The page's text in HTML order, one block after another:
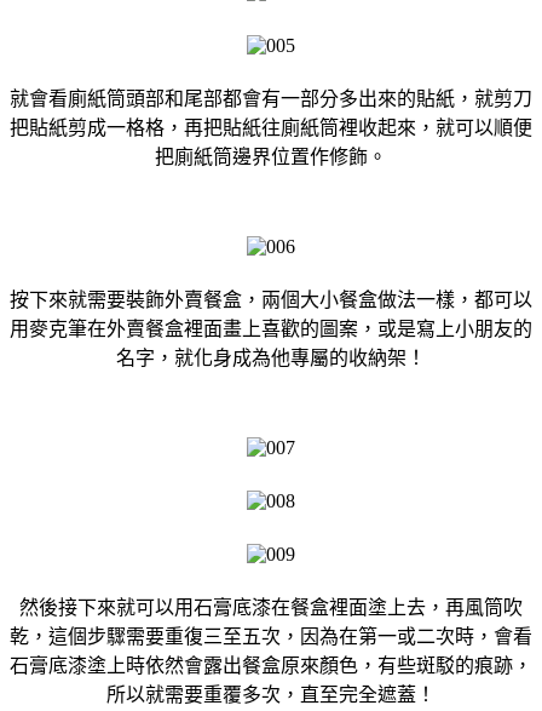
就會看廁紙筒頭部和尾部都會有一部分多出來的貼紙，就剪刀
把貼紙剪成一格格，再把貼紙往廁紙筒裡收起來，就可以順便
把廁紙筒邊界位置作修飾。
按下來就需要裝飾外賣餐盒，兩個大小餐盒做法一樣，都可以
用麥克筆在外賣餐盒裡面畫上喜歡的圖案，或是寫上小朋友的
名字，就化身成為他專屬的收納架！
然後接下來就可以用石膏底漆在餐盒裡面塗上去，再風筒吹
乾，這個步驟需要重復三至五次，因為在第一或二次時，會看
石膏底漆塗上時依然會露出餐盒原來顏色，有些斑駁的痕跡，
所以就需要重覆多次，直至完全遮蓋！